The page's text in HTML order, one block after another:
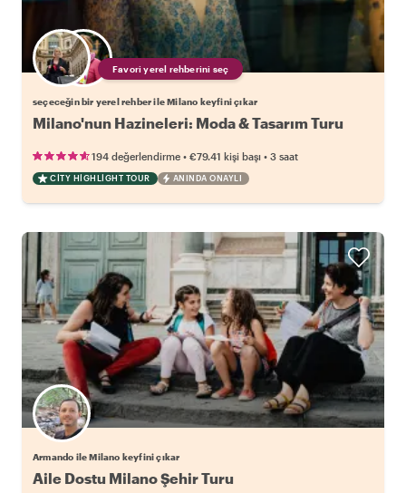
Favori yerel rehberini seç
seçeceğin bir yerel rehber ile Milano keyfini çıkar
Milano'nun Hazineleri: Moda & Tasarım Turu
194 değerlendirme • €79.41 kişi başı • 3 saat
CITY HIGHLIGHT TOUR ANINDA ONAYLI
Armando ile Milano keyfini çıkar
Aile Dostu Milano Şehir Turu